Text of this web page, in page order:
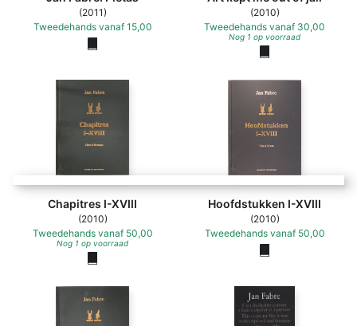
(2011)
Tweedehands vanaf 15,00
(2010)
Tweedehands vanaf 30,00
Nog 1 op voorraad
Chapitres I-XVIII
(2010)
Tweedehands vanaf 50,00
Nog 1 op voorraad
Hoofdstukken I-XVIII
(2010)
Tweedehands vanaf 50,00